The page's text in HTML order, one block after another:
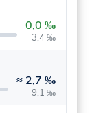
0,0 ‰
3,4 ‰
≈ 2,7 ‰
9,1 ‰